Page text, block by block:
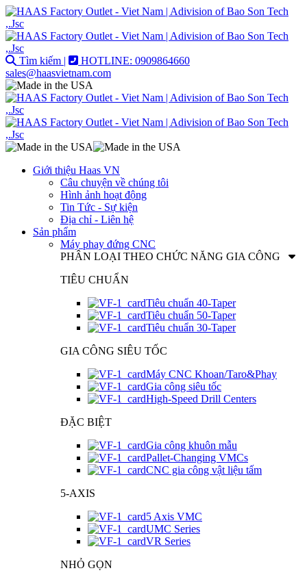
Tìm kiếm |
HOTLINE: 0909864660
sales@haasvietnam.com
Giới thiệu Haas VN
Câu chuyện về chúng tôi
Hình ảnh hoạt động
Tin Tức - Sự kiện
Địa chỉ - Liên hệ
Sản phẩm
Máy phay đứng CNC
PHÂN LOẠI THEO CHỨC NĂNG GIA CÔNG
TIÊU CHUẨN
Tiêu chuẩn 40-Taper
Tiêu chuẩn 50-Taper
Tiêu chuẩn 30-Taper
GIA CÔNG SIÊU TỐC
Máy CNC Khoan/Taro&Phay
Gia công siêu tốc
High-Speed Drill Centers
ĐẶC BIỆT
Gia công khuôn mẫu
Pallet-Changing VMCs
CNC gia công vật liệu tấm
5-AXIS
5 Axis VMC
UMC Series
VR Series
NHỎ GỌN